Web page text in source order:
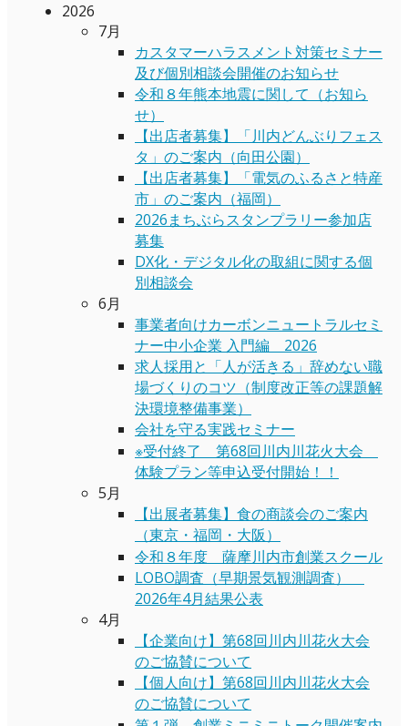
2026
7月
カスタマーハラスメント対策セミナー
及び個別相談会開催のお知らせ
令和８年熊本地震に関して（お知ら
せ）
【出店者募集】「川内どんぶりフェス
タ」のご案内（向田公園）
【出店者募集】「電気のふるさと特産
市」のご案内（福岡）
2026まちぶらスタンプラリー参加店
募集
DX化・デジタル化の取組に関する個
別相談会
6月
事業者向けカーボンニュートラルセミ
ナー中小企業 入門編 2026
求人採用と「人が活きる」辞めない職
場づくりのコツ（制度改正等の課題解
決環境整備事業）
会社を守る実践セミナー
※受付終了 第68回川内川花火大会
体験プラン等申込受付開始！！
5月
【出展者募集】食の商談会のご案内
（東京・福岡・大阪）
令和８年度 薩摩川内市創業スクール
LOBO調査（早期景気観測調査）
2026年4月結果公表
4月
【企業向け】第68回川内川花火大会
のご協賛について
【個人向け】第68回川内川花火大会
のご協賛について